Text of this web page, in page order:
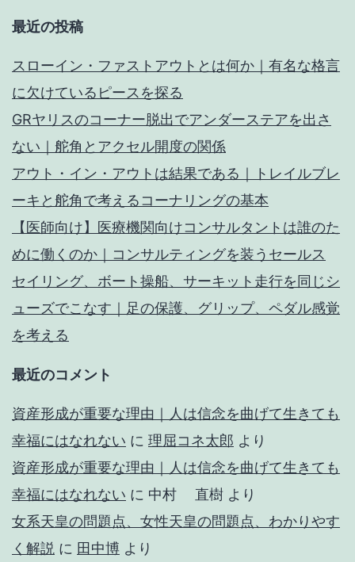
最近の投稿
スローイン・ファストアウトとは何か｜有名な格言
に欠けているピースを探る
GRヤリスのコーナー脱出でアンダーステアを出さ
ない｜舵角とアクセル開度の関係
アウト・イン・アウトは結果である｜トレイルブレ
ーキと舵角で考えるコーナリングの基本
【医師向け】医療機関向けコンサルタントは誰のた
めに働くのか｜コンサルティングを装うセールス
セイリング、ボート操船、サーキット走行を同じシ
ューズでこなす｜足の保護、グリップ、ペダル感覚
を考える
最近のコメント
資産形成が重要な理由｜人は信念を曲げて生きても
幸福にはなれない に 理屈コネ太郎 より
資産形成が重要な理由｜人は信念を曲げて生きても
幸福にはなれない に 中村 直樹 より
女系天皇の問題点、女性天皇の問題点、わかりやす
く解説 に 田中博 より